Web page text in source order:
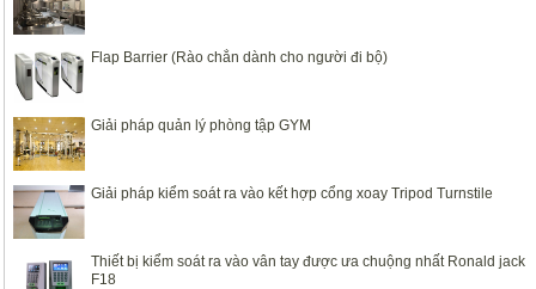
Flap Barrier (Rào chắn dành cho người đi bộ)
Giải pháp quản lý phòng tập GYM
Giải pháp kiểm soát ra vào kết hợp cổng xoay Tripod Turnstile
Thiết bị kiểm soát ra vào vân tay được ưa chuộng nhất Ronald jack
F18